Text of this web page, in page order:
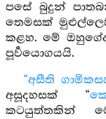
පසේ බුදුන්
තෙමසක්
කළහ. මේ
පූර්‍වයොගයයි.
“අසීති
අසූදහසක් “
කටයුත්තකින්